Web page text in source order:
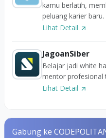
kamu berlatih,
peluang karier baru.
Lihat Detail
JagoanSiber
Belajar jadi white
mentor profesional
Lihat Detail
Gabung ke